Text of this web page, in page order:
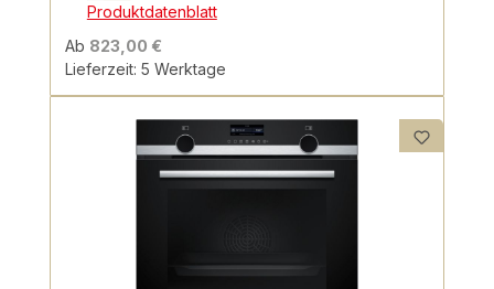
Produktdatenblatt
Ab 823,00 €
Lieferzeit: 5 Werktage